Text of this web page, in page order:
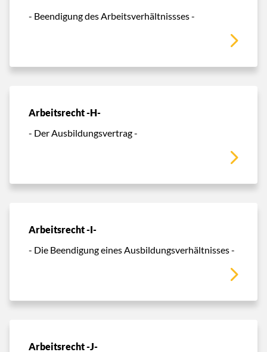
- Beendigung des Arbeitsverhältnissses -
Arbeitsrecht -H-
- Der Ausbildungsvertrag -
Arbeitsrecht -I-
- Die Beendigung eines Ausbildungsverhältnisses -
Arbeitsrecht -J-